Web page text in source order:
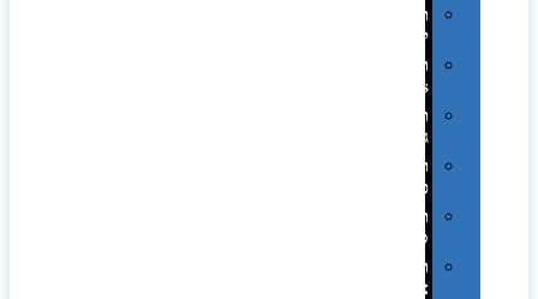
תיקים
לכנסים
תיקי
Swiss
תיקי
תיקי
טיולים
תיקי
ספורט
תיקי